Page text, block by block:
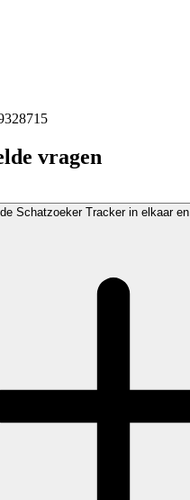
vragen
Schatzoeker Tracker in elkaar